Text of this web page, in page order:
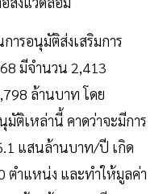
ารอนุมัติส่งเสริมการ
มีจำนวน 2,413
ล้านบาท โดย
มัติเหล่านี้ คาดว่าจะมีการ
แสนล้านบาท/ปี เกิด
ตำแหน่ง และทำให้มูลค่า